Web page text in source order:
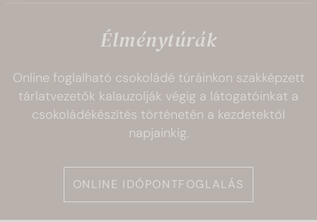
Élménytúrák
Online foglalható csokoládé túráinkon szakképzett
tárlatvezetők kalauzolják végig a látogatóinkat a
csokoládékészítés történetén a kezdetektől
napjainkig.
ONLINE IDŐPONTFOGLALÁS